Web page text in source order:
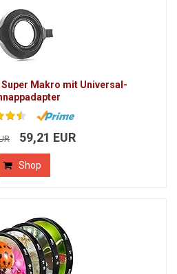
Super Makro mit Universal-
59,21 EUR
Shop